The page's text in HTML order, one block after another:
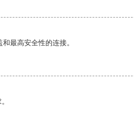
最高安全性的连接。